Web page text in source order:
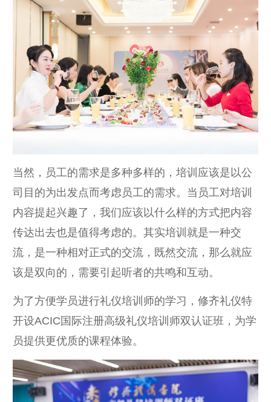
当然，员工的需求是多种多样的，培训应该是以公
司目的为出发点而考虑员工的需求。当员工对培训
内容提起兴趣了，我们应该以什么样的方式把内容
传达出去也是值得考虑的。其实培训就是一种交
流，是一种相对正式的交流，既然交流，那么就应
该是双向的，需要引起听者的共鸣和互动。
为了方便学员进行礼仪培训师的学习，修齐礼仪特
开设ACIC国际注册高级礼仪培训师双认证班，为学
员提供更优质的课程体验。